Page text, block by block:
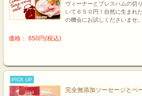
ヴィーナーとプレスハムの切
いて６５０円！自然に生まれ
の機会にお試しくださいませ。
価格： 650円(税込)
PICK UP
完全無添加ソーセージとペ